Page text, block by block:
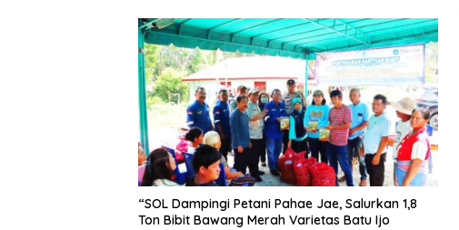
“SOL Dampingi Petani Pahae Jae, Salurkan 1,8
Ton Bibit Bawang Merah Varietas Batu Ijo